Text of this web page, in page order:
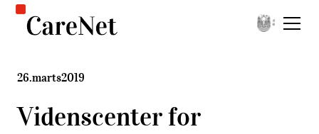
26.marts2019
Videnscenter for